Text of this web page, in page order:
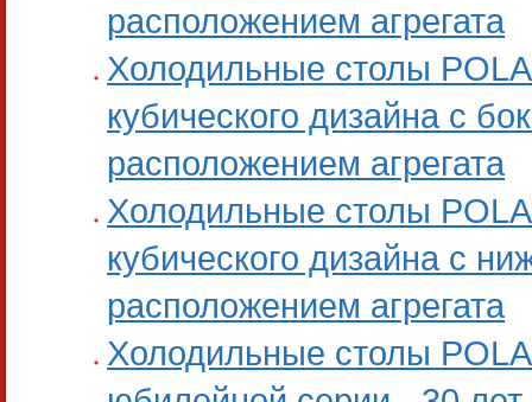
расположением агрегата
Холодильные столы
кубического дизайна с
расположением агрегата
Холодильные столы
кубического дизайна с
расположением агрегата
Холодильные столы